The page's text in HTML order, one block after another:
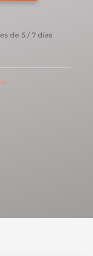
de 5 / 7 días